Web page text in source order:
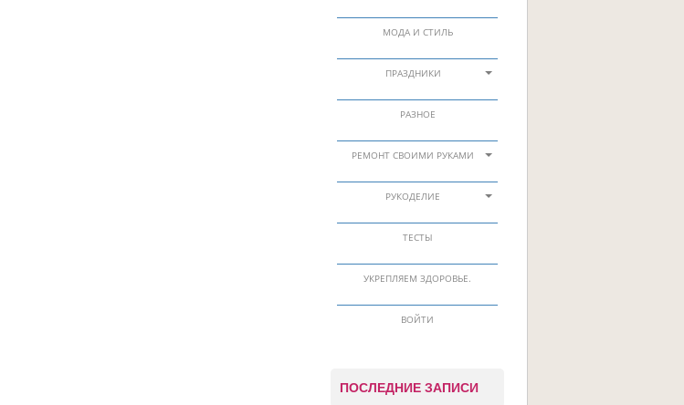
МОДА И СТИЛЬ
ПРАЗДНИКИ
РАЗНОЕ
РЕМОНТ СВОИМИ РУКАМИ
РУКОДЕЛИЕ
ТЕСТЫ
УКРЕПЛЯЕМ ЗДОРОВЬЕ.
ВОЙТИ
ПОСЛЕДНИЕ ЗАПИСИ